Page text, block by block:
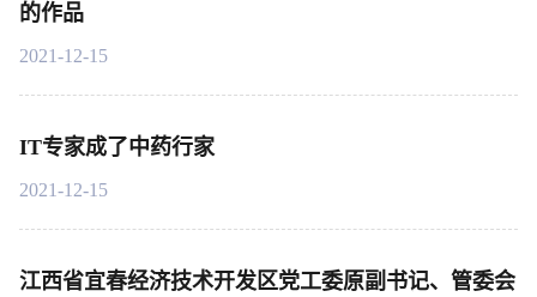
的作品
2021-12-15
IT专家成了中药行家
2021-12-15
江西省宜春经济技术开发区党工委原副书记、管委会